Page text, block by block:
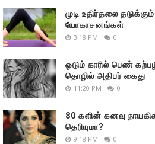
முடி உதிர்தலை தடுக்கும்
யோகாசனங்கள்
3:18 PM 0
ஓடும் காரில் பெண்
தொழில் அதிபர் கைது
11:20 PM 0
80 களின் கனவு
தெரியுமா?
9:18 PM 0